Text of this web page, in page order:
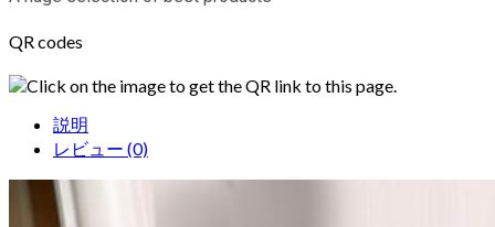
QR codes
Click on the image to get the QR link to this page.
説明
レビュー (0)